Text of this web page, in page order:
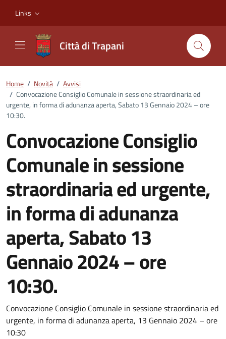
Links
Città di Trapani
Home / Novità / Avvisi
/ Convocazione Consiglio Comunale in sessione straordinaria ed
urgente, in forma di adunanza aperta, Sabato 13 Gennaio 2024 – ore
10:30.
Convocazione Consiglio
Comunale in sessione
straordinaria ed urgente,
in forma di adunanza
aperta, Sabato 13
Gennaio 2024 – ore
10:30.
Dettagli della notizia
Convocazione Consiglio Comunale in sessione straordinaria ed
urgente, in forma di adunanza aperta, 13 Gennaio 2024 – ore
10:30